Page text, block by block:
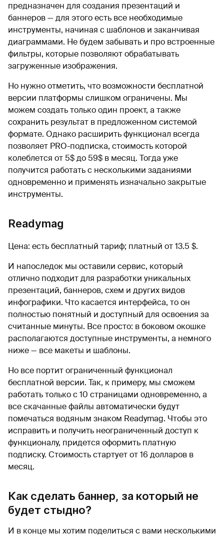
предназначен для создания презентаций и
баннеров — для этого есть все необходимые
инструменты, начиная с шаблонов и заканчивая
диаграммами. Не будем забывать и про встроенные
фильтры, которые позволяют обрабатывать
загруженные изображения.
Но нужно отметить, что возможности бесплатной
версии платформы слишком ограничены. Мы
можем создать только один проект, а также
сохранить результат в предложенном системой
формате. Однако расширить функционал всегда
позволяет PRO-подписка, стоимость которой
колеблется от 5$ до 59$ в месяц. Тогда уже
получится работать с несколькими заданиями
одновременно и применять изначально закрытые
инструменты.
Readymag
Цена: есть бесплатный тариф; платный от 13.5 $.
И напоследок мы оставили сервис, который
отлично подходит для разработки уникальных
презентаций, баннеров, схем и других видов
инфографики. Что касается интерфейса, то он
полностью понятный и доступный для освоения за
считанные минуты. Все просто: в боковом окошке
располагаются доступные инструменты, а немного
ниже — все макеты и шаблоны.
Но все портит ограниченный функционал
бесплатной версии. Так, к примеру, мы сможем
работать только с 10 страницами одновременно, а
все скачанные файлы автоматически будут
помечаться водяным знаком Readymag. Чтобы это
исправить и получить неограниченный доступ к
функционалу, придется оформить платную
подписку. Стоимость стартует от 16 долларов в
месяц.
Как сделать баннер, за который не
будет стыдно?
И в конце мы хотим поделиться с вами несколькими